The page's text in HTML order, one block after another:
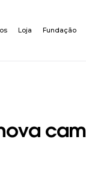
Loja Fundação